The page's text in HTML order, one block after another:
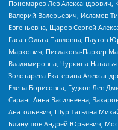
Пономарев Лев Александрович,
Валерий Валерьевич, Исламов
Евгеньевна, Щаров Сергей
Гасан Ольга Павловна, Паутов
Маркович, Пислакова-Паркер
Владимировна, Чуркина
Золотарева Екатерина
Елена Борисовна, Гудков Лев
Саранг Анна Васильевна,
Анатольевич, Щур Татьяна
Блинушов Андрей Юрьевич,